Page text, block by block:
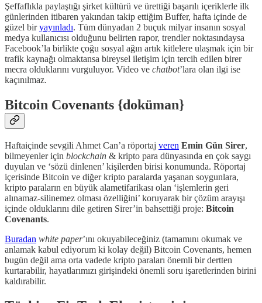
Şeffaflıkla paylaştığı şirket kültürü ve ürettiği başarılı içeriklerle ilk
günlerinden itibaren yakından takip ettiğim Buffer, hafta içinde de
güzel biryayınladı. Tüm dünyadan 2 buçuk milyar insanın sosyal
medya kullanıcısı olduğunu belirten rapor, trendler noktasındaysa
Facebook’la birlikte çoğu sosyal ağın artık kitlelere ulaşmak için bir
trafik kaynağı olmaktansa bireysel iletişim için tercih edilen birer
mecra olduklarını vurguluyor. Video ve chatbot’lara olan ilgi ise
kaçınılmaz.
Bitcoin Covenants {doküman}
Haftaiçinde sevgili Ahmet Can’a röportaj veren Emin Gün Sirer,
bilmeyenler için blockchain & kripto para dünyasında en çok saygı
duyulan ve ‘sözü dinlenen’ kişilerden birisi konumunda. Röportaj
içerisinde Bitcoin ve diğer kripto paralarda yaşanan soygunlara,
kripto paraların en büyük alametifarikası olan ‘işlemlerin geri
alınamaz-silinemez olması özelliğini’ koruyarak bir çözüm arayışı
içinde olduklarını dile getiren Sirer’in bahsettiği proje: Bitcoin
Covenants.
Buradan white paper’ını okuyabileceğiniz (tamamını okumak ve
anlamak kabul ediyorum ki kolay değil) Bitcoin Covenants, hemen
bugün değil ama orta vadede kripto paraları önemli bir dertten
kurtarabilir, hayatlarımızı girişindeki önemli soru işaretlerinden birini
kaldırabilir.